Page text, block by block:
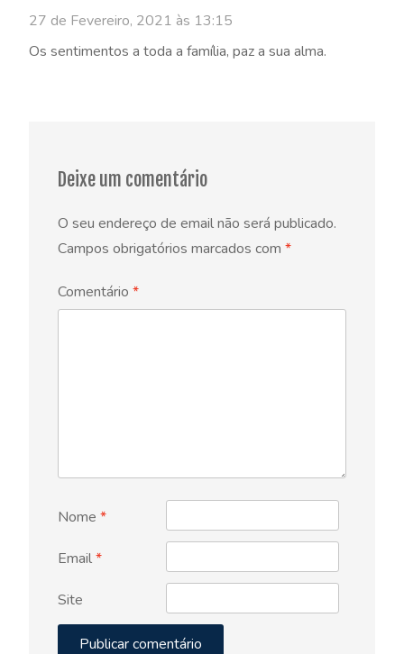
27 de Fevereiro, 2021 às 13:15
Os sentimentos a toda a família, paz a sua alma.
Deixe um comentário
O seu endereço de email não será publicado.
Campos obrigatórios marcados com *
Comentário *
Nome *
Email*
Site